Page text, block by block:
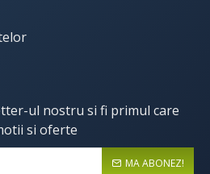
ul nostru si fi primul care
si oferte
MA ABONEZ!